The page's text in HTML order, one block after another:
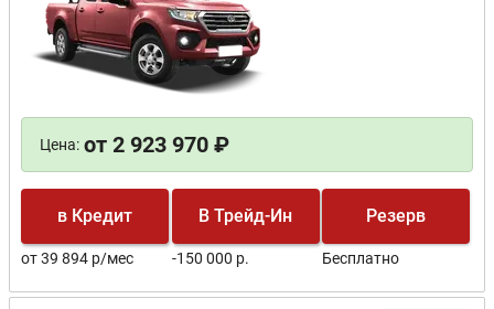
Цена: от 2 923 970 ₽
в Кредит
от 39 894 р/мес
В Трейд-Ин
-150 000 р.
Резерв
Бесплатно